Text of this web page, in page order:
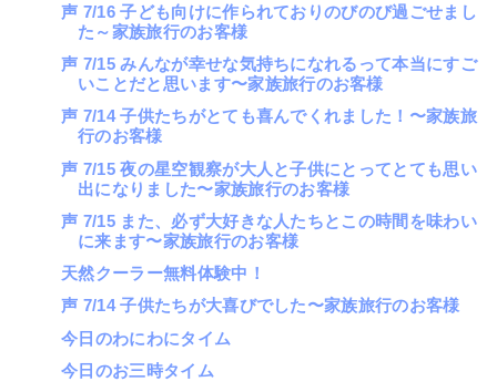
声 7/16 子ども向けに作られておりのびのび過ごせまし
た～家族旅行のお客様
声 7/15 みんなが幸せな気持ちになれるって本当にすご
いことだと思います〜家族旅行のお客様
声 7/14 子供たちがとても喜んでくれました！〜家族旅
行のお客様
声 7/15 夜の星空観察が大人と子供にとってとても思い
出になりました〜家族旅行のお客様
声 7/15 また、必ず大好きな人たちとこの時間を味わい
に来ます〜家族旅行のお客様
天然クーラー無料体験中！
声 7/14 子供たちが大喜びでした〜家族旅行のお客様
今日のわにわにタイム
今日のお三時タイム